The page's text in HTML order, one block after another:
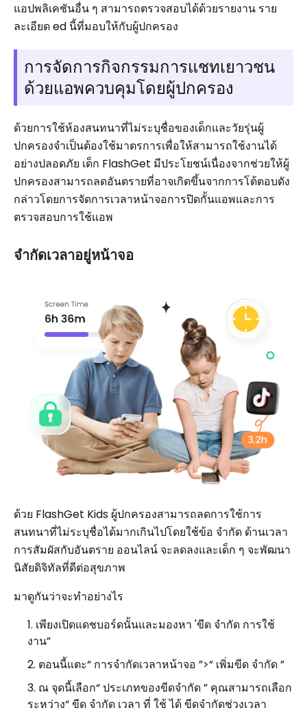
แอปพลิเคชันอื่น ๆ สามารถตรวจสอบได้ด้วยรายงาน ราย
ละเอียด ed นี้ที่มอบให้กับผู้ปกครอง
การจัดการกิจกรรมการแชทเยาวชน
ด้วยแอพควบคุมโดยผู้ปกครอง
ด้วยการใช้ห้องสนทนาที่ไม่ระบุชื่อของเด็กและวัยรุ่นผู้
ปกครองจำเป็นต้องใช้มาตรการเพื่อให้สามารถใช้งานได้
อย่างปลอดภัย เด็ก FlashGet มีประโยชน์เนื่องจากช่วยให้ผู้
ปกครองสามารถลดอันตรายที่อาจเกิดขึ้นจากการโต้ตอบดัง
กล่าวโดยการจัดการเวลาหน้าจอการปิดกั้นแอพและการ
ตรวจสอบการใช้แอพ
จำกัดเวลาอยู่หน้าจอ
ด้วย FlashGet Kids ผู้ปกครองสามารถลดการใช้การ
สนทนาที่ไม่ระบุชื่อได้มากเกินไปโดยใช้ข้อ จำกัด ด้านเวลา
การสัมผัสกับอันตราย ออนไลน์ จะลดลงและเด็ก ๆ จะพัฒนา
นิสัยดิจิทัลที่ดีต่อสุขภาพ
มาดูกันว่าจะทำอย่างไร
เพียงเปิดแดชบอร์ดนั้นและมองหา 'ขีด จำกัด การใช้
งาน”
ตอนนี้แตะ“ การจำกัดเวลาหน้าจอ ”>“ เพิ่มขีด จำกัด ”
ณ จุดนี้เลือก“ ประเภทของขีดจำกัด ” คุณสามารถเลือก
ระหว่าง“ ขีด จำกัด เวลา ที่ ใช้ ได้ ขีดจำกัดช่วงเวลา